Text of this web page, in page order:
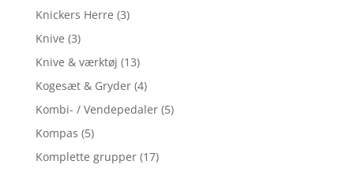
Knickers Herre (3)
Knive (3)
Knive & værktøj (13)
Kogesæt & Gryder (4)
Kombi- / Vendepedaler (5)
Kompas (5)
Komplette grupper (17)